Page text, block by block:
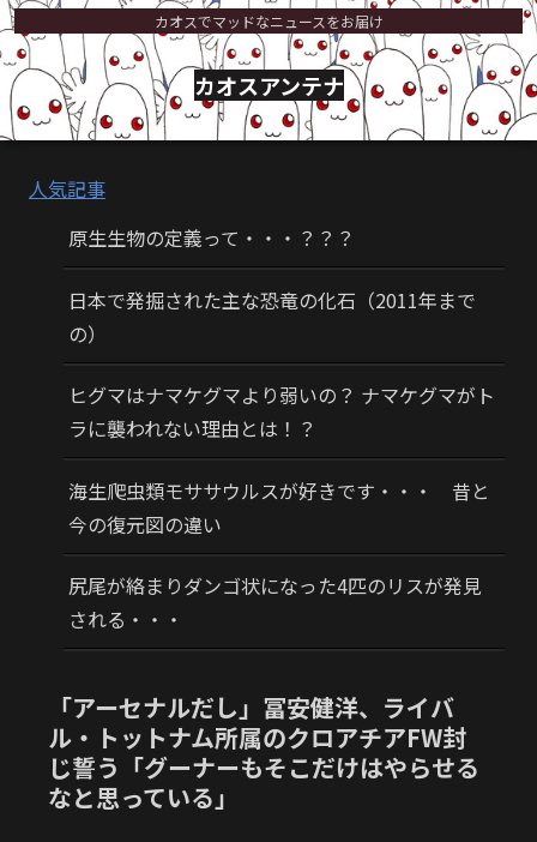
カオスでマッドなニュースをお届け
カオスアンテナ
人気記事
原生生物の定義って・・・？？？
日本で発掘された主な恐竜の化石（2011年まで
の）
ヒグマはナマケグマより弱いの？ ナマケグマがト
ラに襲われない理由とは！？
海生爬虫類モササウルスが好きです・・・ 昔と
今の復元図の違い
尻尾が絡まりダンゴ状になった4匹のリスが発見
される・・・
「アーセナルだし」冨安健洋、ライバ
ル・トットナム所属のクロアチアFW封
じ誓う「グーナーもそこだけはやらせる
なと思っている」